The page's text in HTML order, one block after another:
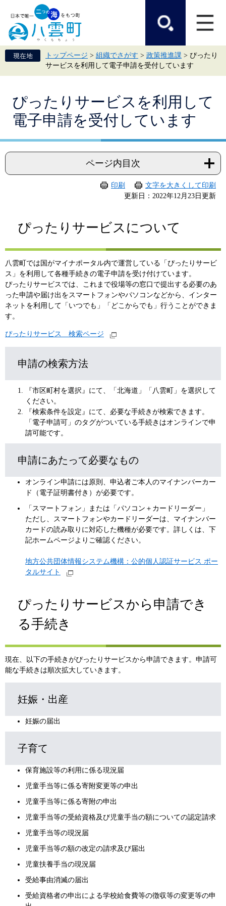
頭
で
飛
ば
て
トップページ > 組織でさがす > 政策推進課 > ぴったり
サービスを利用して電子申請を受付しています
ぴったりサービスを利用して
電子申請を受付しています
ページ内目次
印刷
文字を大きくして印刷
更新日：2022年12月23日更新
ぴったりサービスについて
八雲町では国がマイナポータル内で運営している「ぴったりサービ
ス」を利用して各種手続きの電子申請を受け付けています。
ぴったりサービスでは、これまで役場等の窓口で提出する必要のあ
った申請や届け出をスマートフォンやパソコンなどから、インター
ネットを利用して「いつでも」「どこからでも」行うことができま
す。
ぴったりサービス 検索ページ
申請の検索方法
『市区町村を選択』にて、「北海道」「八雲町」を選択して
ください。
『検索条件を設定』にて、必要な手続きが検索できます。
「電子申請可」のタグがついている手続きはオンラインで申
請可能です。
申請にあたって必要なもの
オンライン申請には原則、申込者ご本人のマイナンバーカー
ド（電子証明書付き）が必要です。
「スマートフォン」または「パソコン＋カードリーダー」
ただし、スマートフォンやカードリーダーは、マイナンバー
カードの読み取りに対応した機種が必要です。詳しくは、下
記ホームページよりご確認ください。
地方公共団体情報システム機構：公的個人認証サービス ポー
タルサイト
ぴったりサービスから申請でき
る手続き
現在、以下の手続きがぴったりサービスから申請できます。申請可
能な手続きは順次拡大していきます。
妊娠・出産
妊娠の届出
子育て
保育施設等の利用に係る現況届
児童手当等に係る寄附変更等の申出
児童手当等に係る寄附の申出
児童手当等の受給資格及び児童手当の額についての認定請求
児童手当等の現況届
児童手当等の額の改定の請求及び届出
児童扶養手当の現況届
受給事由消滅の届出
受給資格者の申出による学校給食費等の徴収等の変更等の申